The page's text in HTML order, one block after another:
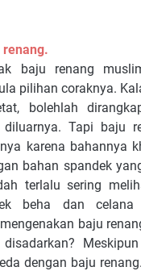
renang.
baju renang
pilihan coraknya.
bolehlah
diluarnya. Tapi baju
karena bahannya
bahan spandek
terlalu sering
beha dan celana
baju
dengan baju